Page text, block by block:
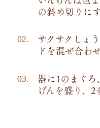
の斜め切りにす
サクサクしょ
ドを混ぜ合わせ
器に1のまぐ
げんを盛り、2